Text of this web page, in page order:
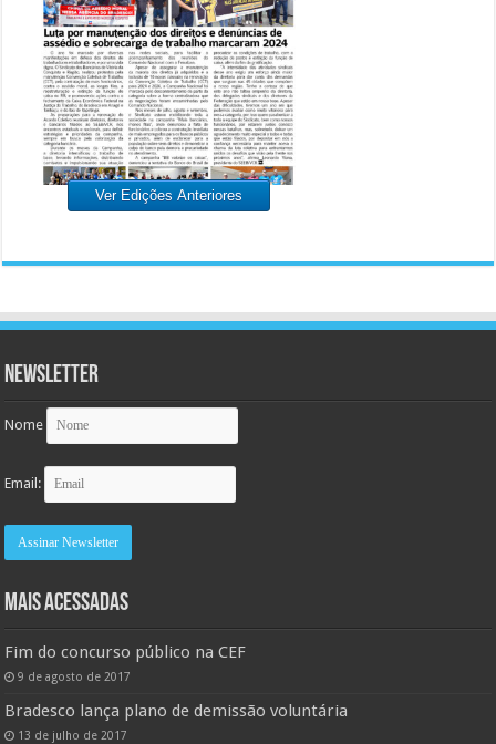
Ver Edições Anteriores
Newsletter
Nome
Email:
MAIS ACESSADAS
Fim do concurso público na CEF
9 de agosto de 2017
Bradesco lança plano de demissão voluntária
13 de julho de 2017